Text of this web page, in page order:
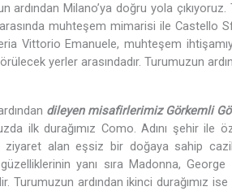
ardından Milano’ya doğru yola
muhteşem mimarisi ile Castello
Vittorio Emanuele, muhteşem
yerler arasındadır. Turumuzun
dileyen misafirlerimiz Görkemli
ilk durağımız Como. Adını şehir ile
ziyaret alan eşsiz bir doğaya sahip
yanı sıra Madonna,
Turumuzun ardından ikinci durağımız